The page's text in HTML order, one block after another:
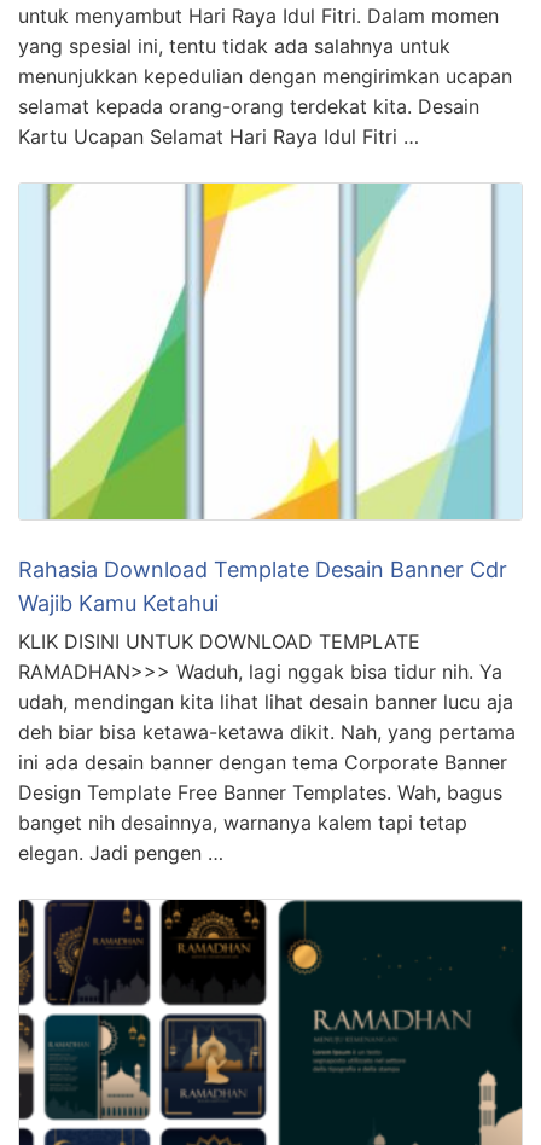
untuk menyambut Hari Raya Idul Fitri. Dalam momen
yang spesial ini, tentu tidak ada salahnya untuk
menunjukkan kepedulian dengan mengirimkan ucapan
selamat kepada orang-orang terdekat kita. Desain
Kartu Ucapan Selamat Hari Raya Idul Fitri …
Rahasia Download Template Desain Banner Cdr
Wajib Kamu Ketahui
KLIK DISINI UNTUK DOWNLOAD TEMPLATE
RAMADHAN>>> Waduh, lagi nggak bisa tidur nih. Ya
udah, mendingan kita lihat lihat desain banner lucu aja
deh biar bisa ketawa-ketawa dikit. Nah, yang pertama
ini ada desain banner dengan tema Corporate Banner
Design Template Free Banner Templates. Wah, bagus
banget nih desainnya, warnanya kalem tapi tetap
elegan. Jadi pengen …